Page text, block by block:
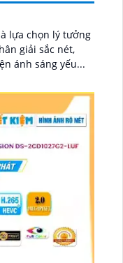
lựa chọn lý tưởng
ánh sáng yếu...